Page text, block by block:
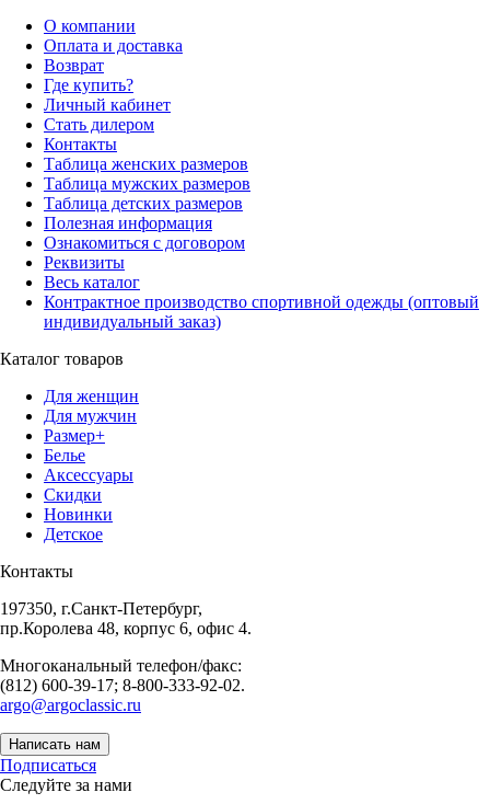
О компании
Оплата и доставка
Возврат
Где купить?
Личный кабинет
Стать дилером
Контакты
Таблица женских размеров
Таблица мужских размеров
Таблица детских размеров
Полезная информация
Ознакомиться с договором
Реквизиты
Весь каталог
Контрактное производство спортивной одежды (оптовый
индивидуальный заказ)
Каталог товаров
Для женщин
Для мужчин
Размер+
Белье
Аксессуары
Скидки
Новинки
Детское
Контакты
197350, г.Санкт-Петербург,
пр.Королева 48, корпус 6, офис 4.
Многоканальный телефон/факс:
(812) 600-39-17; 8-800-333-92-02.
argo@argoclassic.ru
Написать нам
Подписаться
Следуйте за нами